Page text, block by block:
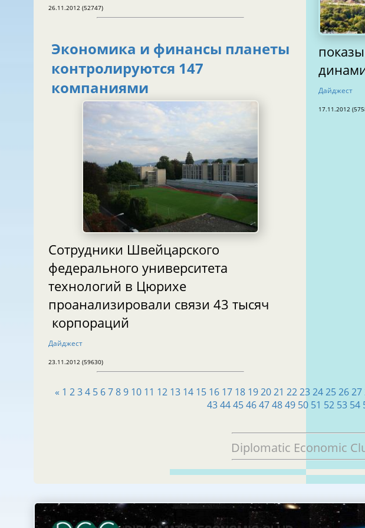
26.11.2012 (52747)
Экономика и финансы планеты
контролируются 147
компаниями
Сотрудники Швейцарского
федерального университета
технологий в Цюрихе
проанализировали связи 43 тысяч
корпораций
Дайджест
23.11.2012 (59630)
Дайджест
« 1 234 5 6789 10 11 12 13 14 15 16 17 18 192021 222324252627
43444546474849 50 51 52 53 54
Diplomatic Economic